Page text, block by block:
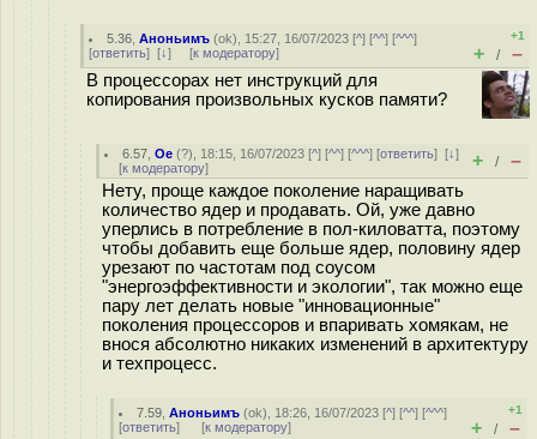
5.36 ,Аноньимъ (ok), 15:27, 16/07/2023 [^] [^^] [^^^]
[ответить] [↓] [к модератору]
+1
+ / –
В процессорах нет инструкций для
копирования произвольных кусков памяти?
6.57 ,Oe (?), 18:15, 16/07/2023 [^] [^^] [^^^] [ответить][↓]
[к модератору] + / –
Нету, проще каждое поколение наращивать
количество ядер и продавать. Ой, уже давно
уперлись в потребление в пол-киловатта, поэтому
чтобы добавить еще больше ядер, половину ядер
урезают по частотам под соусом
"энергоэффективности и экологии", так можно еще
пару лет делать новые "инновационные"
поколения процессоров и впаривать хомякам, не
внося абсолютно никаких изменений в архитектуру
и техпроцесс.
7.59 ,Аноньимъ (ok), 18:26, 16/07/2023 [^] [^^] [^^^]
[ответить] [к модератору]
+1
+ / –